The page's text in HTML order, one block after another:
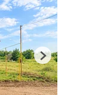
Next